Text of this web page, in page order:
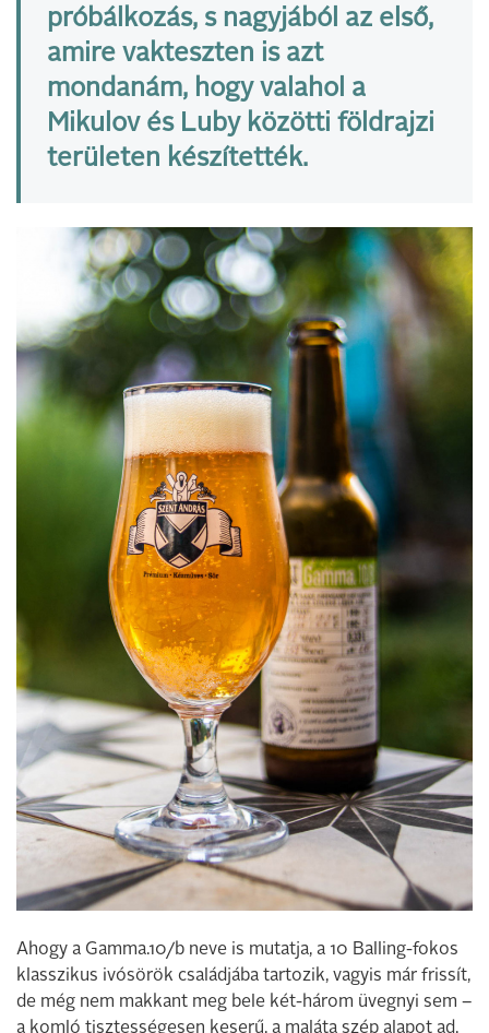
próbálkozás, s nagyjából az első,
amire vakteszten is azt
mondanám, hogy valahol a
Mikulov és Luby közötti földrajzi
területen készítették.
Ahogy a Gamma.10/b neve is mutatja, a 10 Balling-fokos
klasszikus ivósörök családjába tartozik, vagyis már frissít,
de még nem makkant meg bele két-három üvegnyi sem –
a komló tisztességesen keserű, a maláta szép alapot ad.